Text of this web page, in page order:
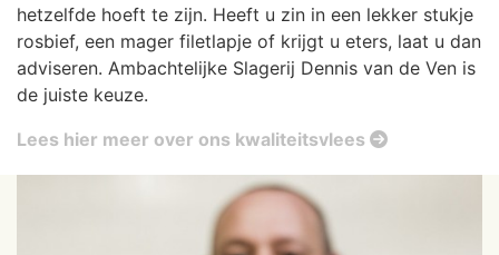
hetzelfde hoeft te zijn. Heeft u zin in een lekker stukje
rosbief, een mager filetlapje of krijgt u eters, laat u dan
adviseren. Ambachtelijke Slagerij Dennis van de Ven is
de juiste keuze.
Lees hier meer over ons kwaliteitsvlees